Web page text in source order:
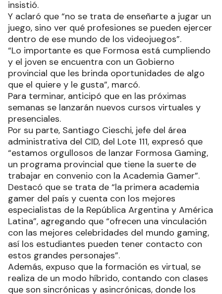
insistió.
Y aclaró que “no se trata de enseñarte a jugar un
juego, sino ver qué profesiones se pueden ejercer
dentro de ese mundo de los videojuegos”.
“Lo importante es que Formosa está cumpliendo
y el joven se encuentra con un Gobierno
provincial que les brinda oportunidades de algo
que el quiere y le gusta”, marcó.
Para terminar, anticipó que en las próximas
semanas se lanzarán nuevos cursos virtuales y
presenciales.
Por su parte, Santiago Cieschi, jefe del área
administrativa del CID, del Lote 111, expresó que
“estamos orgullosos de lanzar Formosa Gaming,
un programa provincial que tiene la suerte de
trabajar en convenio con la Academia Gamer”.
Destacó que se trata de “la primera academia
gamer del país y cuenta con los mejores
especialistas de la República Argentina y América
Latina”, agregando que “ofrecen una vinculación
con las mejores celebridades del mundo gaming,
así los estudiantes pueden tener contacto con
estos grandes personajes”.
Además, expuso que la formación es virtual, se
realiza de un modo híbrido, contando con clases
que son sincrónicas y asincrónicas, donde los